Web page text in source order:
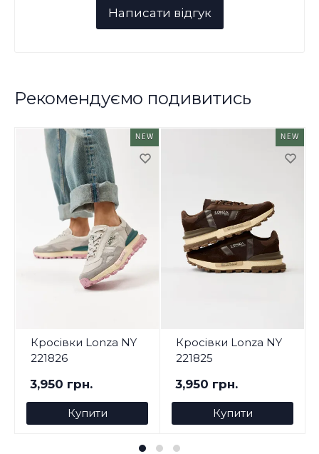
Рекомендуємо подивитись
NEW
Кросівки Lonza NY
221826
3,950 грн.
Купити
NEW
Кросівки Lonza NY
221825
3,950 грн.
Купити